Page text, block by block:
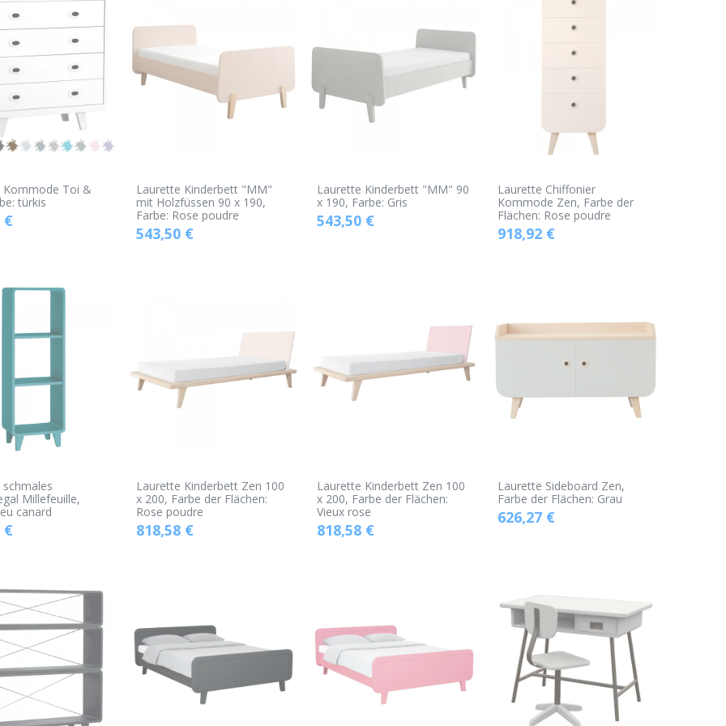
Toi &
türkis
€
Laurette Kinderbett "MM"
mit Holzfüssen 90 x 190,
Farbe: Rose poudre
543,50€
Laurette Kinderbett "MM" 90
x 190, Farbe: Gris
543,50 €
Laurette Chiffonier
Kommode Zen, Farbe der
Flächen: Rose poudre
918,92 €
Millefeuille,
canard
€
Laurette Kinderbett Zen 100
x 200, Farbe der Flächen:
Rose poudre
818,58€
Laurette Kinderbett Zen 100
x 200, Farbe der Flächen:
Vieux rose
818,58 €
Laurette Sideboard Zen,
Farbe der Flächen: Grau
626,27 €